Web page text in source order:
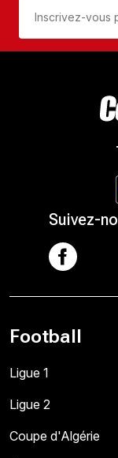
Suivez-
Football
Ligue 1
Ligue 2
Coupe d'Algérie